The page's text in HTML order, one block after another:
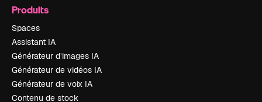
Produits
Spaces
Assistant IA
Générateur d’images IA
Générateur de vidéos IA
Générateur de voix IA
Contenu de stock